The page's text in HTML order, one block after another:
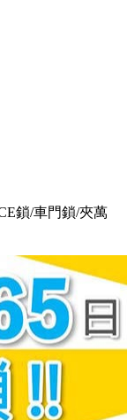
鎖/車門鎖/夾萬